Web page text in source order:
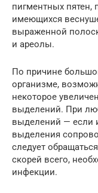
пигментных пятен,
имеющихся
выраженной
и ареолы.
По причине
организме,
некоторое
выделений. При
выделений — если
выделения
следует
скорей всего,
инфекции.